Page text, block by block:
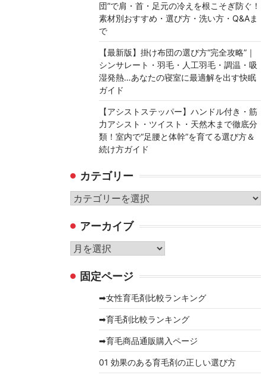
団”で肩・首・足元の冷えを根こそぎ防ぐ！
素材別おすすめ・選び方・洗い方・Q&Aま
で
【最新版】掛け布団の選び方“完全攻略”｜
シンサレート・羽毛・人工羽毛・調温・吸
湿発熱…あなたの寝室に最適解を出す快眠
ガイド
【アシストステッパー】ハンドル付き・筋
力アシスト・ツイスト・天然木まで徹底分
類！室内で“足腰と体幹”を育てる選び方＆
続け方ガイド
カテゴリー
カ
ゴ
リ
ー
アーカイブ
ア
カ 固定ページ
➡女性育毛剤比較ランキング
➡育毛剤比較ランキング
➡育毛商品通販購入ページ
01 効果のある育毛剤の正しい選び方